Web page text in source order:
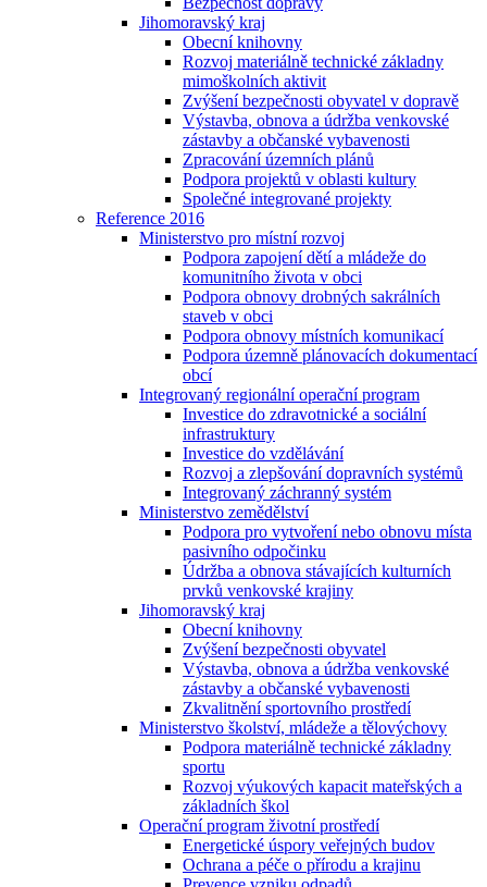
Jihomoravský kraj
Obecní knihovny
Rozvoj materiálně technické základny
mimoškolních aktivit
Zvýšení bezpečnosti obyvatel v dopravě
Výstavba, obnova a údržba venkovské
zástavby a občanské vybavenosti
Zpracování územních plánů
Podpora projektů v oblasti kultury
Společné integrované projekty
Reference 2016
Ministerstvo pro místní rozvoj
Podpora zapojení dětí a mládeže do
komunitního života v obci
Podpora obnovy drobných sakrálních
staveb v obci
Podpora obnovy místních komunikací
Podpora územně plánovacích dokumentací
obcí
Integrovaný regionální operační program
Investice do zdravotnické a sociální
infrastruktury
Investice do vzdělávání
Rozvoj a zlepšování dopravních systémů
Integrovaný záchranný systém
Ministerstvo zemědělství
Podpora pro vytvoření nebo obnovu místa
pasivního odpočinku
Údržba a obnova stávajících kulturních
prvků venkovské krajiny
Jihomoravský kraj
Obecní knihovny
Zvýšení bezpečnosti obyvatel
Výstavba, obnova a údržba venkovské
zástavby a občanské vybavenosti
Zkvalitnění sportovního prostředí
Ministerstvo školství, mládeže a tělovýchovy
Podpora materiálně technické základny
sportu
Rozvoj výukových kapacit mateřských a
základních škol
Operační program životní prostředí
Energetické úspory veřejných budov
Ochrana a péče o přírodu a krajinu